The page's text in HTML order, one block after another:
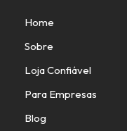
Home
Sobre
Loja Confiável
Para Empresas
Blog